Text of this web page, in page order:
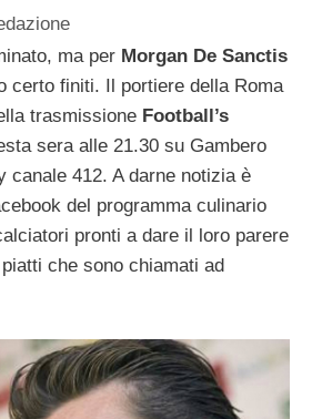
ma per Morgan De Sanctis
certo finiti. Il portiere della Roma
trasmissione Football’s
sera alle 21.30 su Gambero
canale 412. A darne notizia è
del programma culinario
pronti a dare il loro parere
che sono chiamati ad